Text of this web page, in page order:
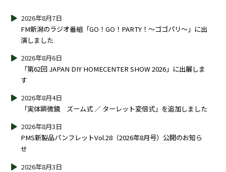
FM新潟のラジオ番組「GO！GO！PARTY！～ゴゴパリ～」に出
演しました
2026年8月7日
「第62回 JAPAN DIY HOMECENTER SHOW 2026」に出展しま
す
2026年8月6日
「実体顕微鏡 ズーム式 ／ ターレット変倍式」を追加しました
2026年8月4日
PMS新製品パンフレットVol.28（2026年8月号）公開のお知ら
せ
2026年8月3日
2026年8月3日